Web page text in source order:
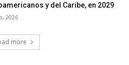
y del Caribe, en 2029
2026
more